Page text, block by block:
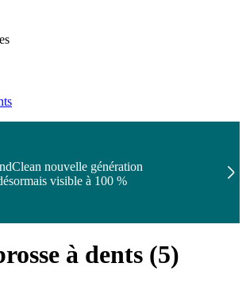
nouvelle génération
visible à 100 %
à dents (5)